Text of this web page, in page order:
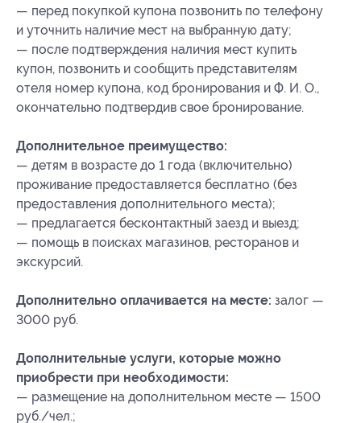
— перед покупкой купона позвонить по телефону
и уточнить наличие мест на выбранную дату;
— после подтверждения наличия мест купить
купон, позвонить и сообщить представителям
отеля номер купона, код бронирования и Ф. И. О.,
окончательно подтвердив свое бронирование.
Дополнительное преимущество:
— детям в возрасте до 1 года (включительно)
проживание предоставляется бесплатно (без
предоставления дополнительного места);
— предлагается бесконтактный заезд и выезд;
— помощь в поисках магазинов, ресторанов и
экскурсий.
Дополнительно оплачивается на месте: залог —
3000 руб.
Дополнительные услуги, которые можно
приобрести при необходимости:
— размещение на дополнительном месте — 1500
руб./чел.;